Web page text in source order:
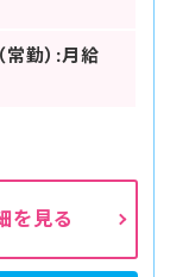
常勤）:月給
を見る